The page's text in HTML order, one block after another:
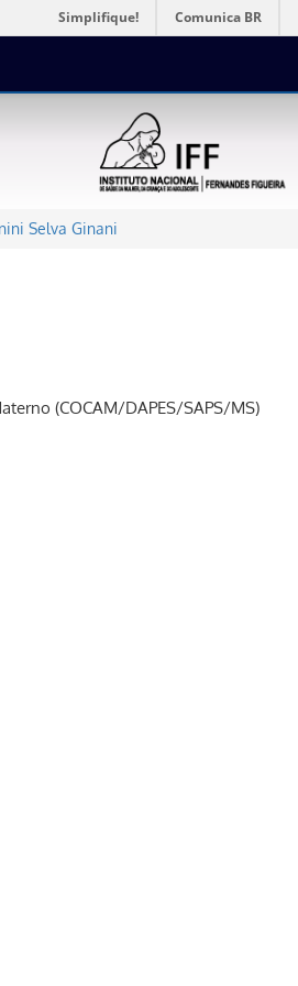
Simplifique! Comunica BR
Selva Ginani
(COCAM/DAPES/SAPS/MS)